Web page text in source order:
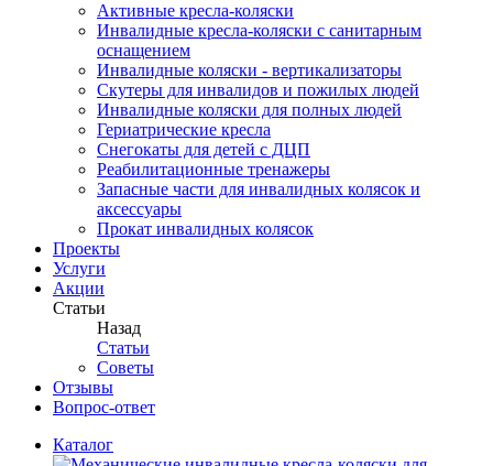
Активные кресла-коляски
Инвалидные кресла-коляски с санитарным
оснащением
Инвалидные коляски - вертикализаторы
Скутеры для инвалидов и пожилых людей
Инвалидные коляски для полных людей
Гериатрические кресла
Снегокаты для детей c ДЦП
Реабилитационные тренажеры
Запасные части для инвалидных колясок и
аксессуары
Прокат инвалидных колясок
Проекты
Услуги
Акции
Статьи
Назад
Статьи
Советы
Отзывы
Вопрос-ответ
Каталог